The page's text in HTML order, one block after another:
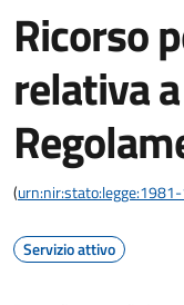
Ricorso
relativa
(
Servizio attivo